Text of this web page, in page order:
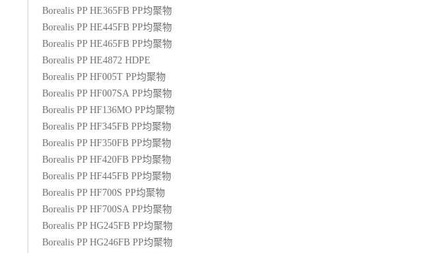
Borealis PP HE365FB PP均聚物
Borealis PP HE445FB PP均聚物
Borealis PP HE465FB PP均聚物
Borealis PP HE4872 HDPE
Borealis PP HF005T PP均聚物
Borealis PP HF007SA PP均聚物
Borealis PP HF136MO PP均聚物
Borealis PP HF345FB PP均聚物
Borealis PP HF350FB PP均聚物
Borealis PP HF420FB PP均聚物
Borealis PP HF445FB PP均聚物
Borealis PP HF700S PP均聚物
Borealis PP HF700SA PP均聚物
Borealis PP HG245FB PP均聚物
Borealis PP HG246FB PP均聚物